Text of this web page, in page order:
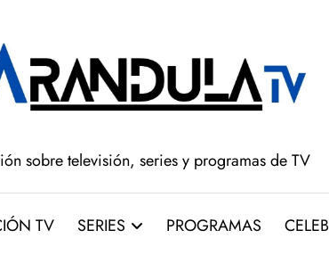
sobre televisión, series y programas de TV
TV SERIES PROGRAMAS